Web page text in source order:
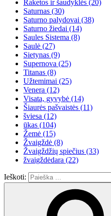
Raketos ir šaudyklės (20)
Saturnas (30)
Saturno palydovai (38)
Saturno žiedai (14)
Saules Sistema (8)
Saulė (27)
Sietynas (9)
Supernova (25)
Titanas (8)
Užtemimai (25)
Venera (12)
Visata, gyvybė (14)
Šiaurės pašvaistės (11)
šviesa (12)
ūkas (104)
Žemė (15)
Žvaigždė (8)
Žvaigždžių spiečius (33)
žvaigždėdara (22)
Ieškoti: